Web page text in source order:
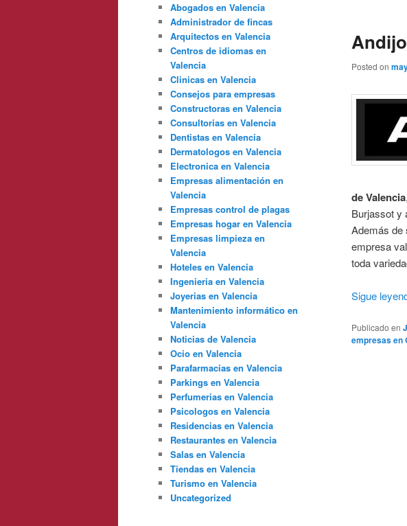
Posted on
de Valencia
Burjassot y
Además de
empresa
toda
Sigue
Publicado en
empresas en
Abogados en Valencia
Administrador de fincas
Arquitectos en Valencia
Centros de idiomas en
Valencia
Clinicas en Valencia
Consejos para empresas
Constructoras en Valencia
Consultorias en Valencia
Dentistas en Valencia
Dermatologos en Valencia
Electronica en Valencia
Empresas alimentación en
Valencia
Empresas control de plagas
Empresas hogar en Valencia
Empresas limpieza en
Valencia
Hoteles en Valencia
Ingenieria en Valencia
Joyerias en Valencia
Mantenimiento informático en
Valencia
Noticias de Valencia
Ocio en Valencia
Parafarmacias en Valencia
Parkings en Valencia
Perfumerias en Valencia
Psicologos en Valencia
Residencias en Valencia
Restaurantes en Valencia
Salas en Valencia
Tiendas en Valencia
Turismo en Valencia
Uncategorized